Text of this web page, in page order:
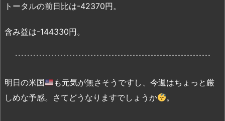
トータルの前日比は-42370円。
含み益は-144330円。
明日の米国
も元気が無さそうですし、今週はちょっと厳
しめな予感。さてどうなりますでしょうか
。